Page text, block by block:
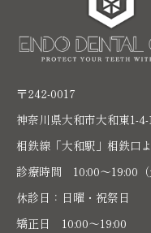
〒242-0017
神奈川県大和市大和東1-
相鉄線「大和駅」相鉄口
診療時間 10:00〜19:00（
休診日：日曜・祝祭日
矯正日 10:00～19:00